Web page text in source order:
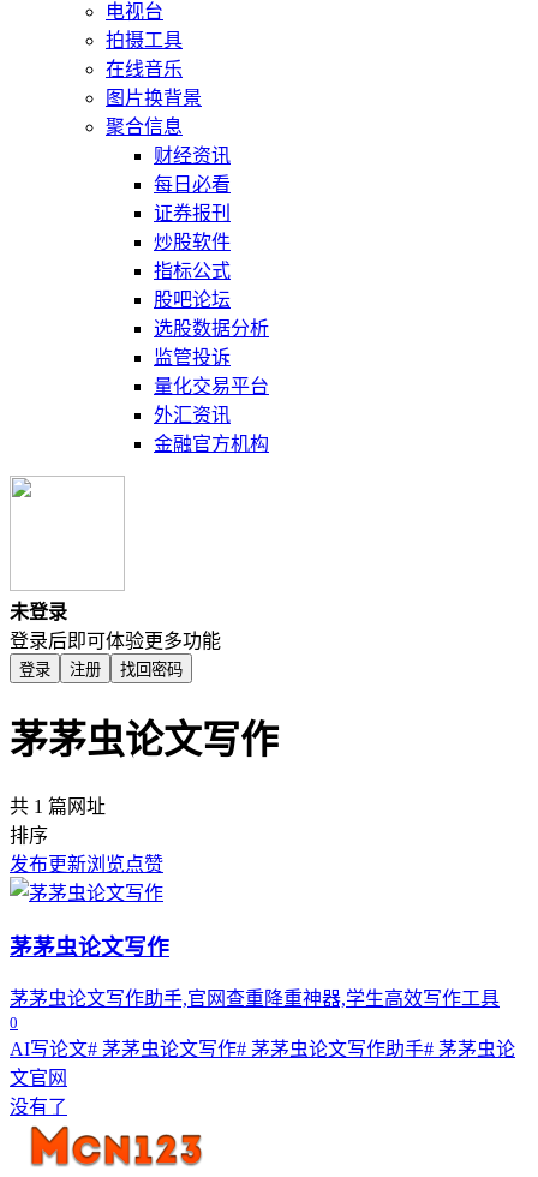
电视台
拍摄工具
在线音乐
图片换背景
聚合信息
财经资讯
每日必看
证券报刊
炒股软件
指标公式
股吧论坛
选股数据分析
监管投诉
量化交易平台
外汇资讯
金融官方机构
未登录
登录后即可体验更多功能
登录 注册 找回密码
茅茅虫论文写作
共 1 篇网址
排序
发布更新浏览点赞
茅茅虫论文写作
茅茅虫论文写作助手,官网查重降重神器,学生高效写作工具
0
AI写论文# 茅茅虫论文写作# 茅茅虫论文写作助手# 茅茅虫论
文官网
没有了